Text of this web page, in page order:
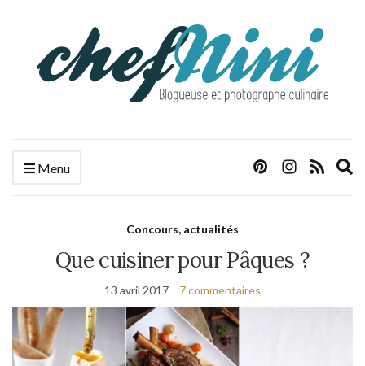
Menu
Concours, actualités
Que cuisiner pour Pâques ?
13 avril 2017 7 commentaires